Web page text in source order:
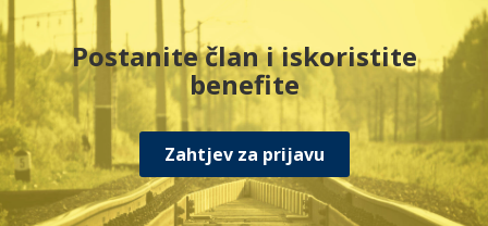
Postanite član i iskoristite
benefite
Zahtjev za prijavu